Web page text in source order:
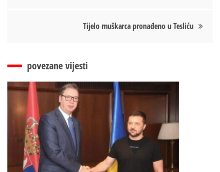
Tijelo muškarca pronađeno u Tesliću
povezane vijesti